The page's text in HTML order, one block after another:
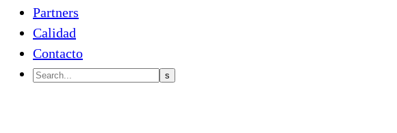
Partners
Calidad
Contacto